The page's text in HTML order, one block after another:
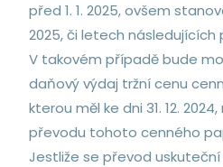
před 1. 1. 2025, ovšem
2025, či letech
V takovém případě bude
daňový výdaj tržní cenu
kterou měl ke dni 31. 12.
převodu tohoto cenného
Jestliže se převod uskuteční